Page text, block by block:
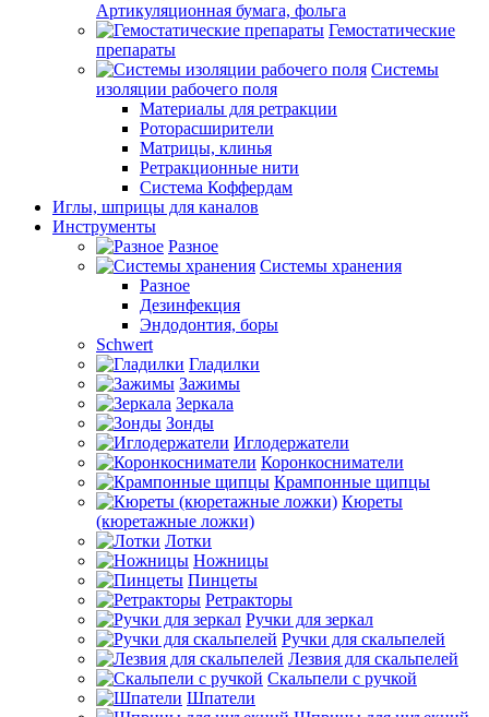
Артикуляционная бумага, фольга
Гемостатические
препараты
Системы
изоляции рабочего поля
Материалы для ретракции
Роторасширители
Матрицы, клинья
Ретракционные нити
Система Коффердам
Иглы, шприцы для каналов
Инструменты
Разное
Системы хранения
Разное
Дезинфекция
Эндодонтия, боры
Schwert
Гладилки
Зажимы
Зеркала
Зонды
Иглодержатели
Коронкосниматели
Крампонные щипцы
Кюреты
(кюретажные ложки)
Лотки
Ножницы
Пинцеты
Ретракторы
Ручки для зеркал
Ручки для скальпелей
Лезвия для скальпелей
Скальпели с ручкой
Шпатели